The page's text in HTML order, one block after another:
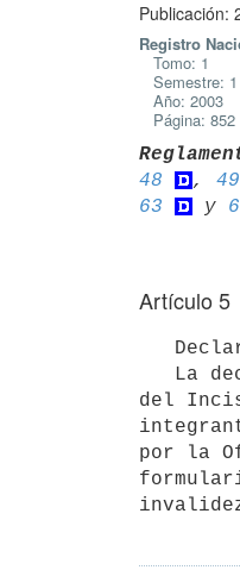
Publicación:
Registro
Tomo: 1
Semestre: 1
Año: 2003
Página: 852
48
, 49
63
y
Artículo 5
del
por la